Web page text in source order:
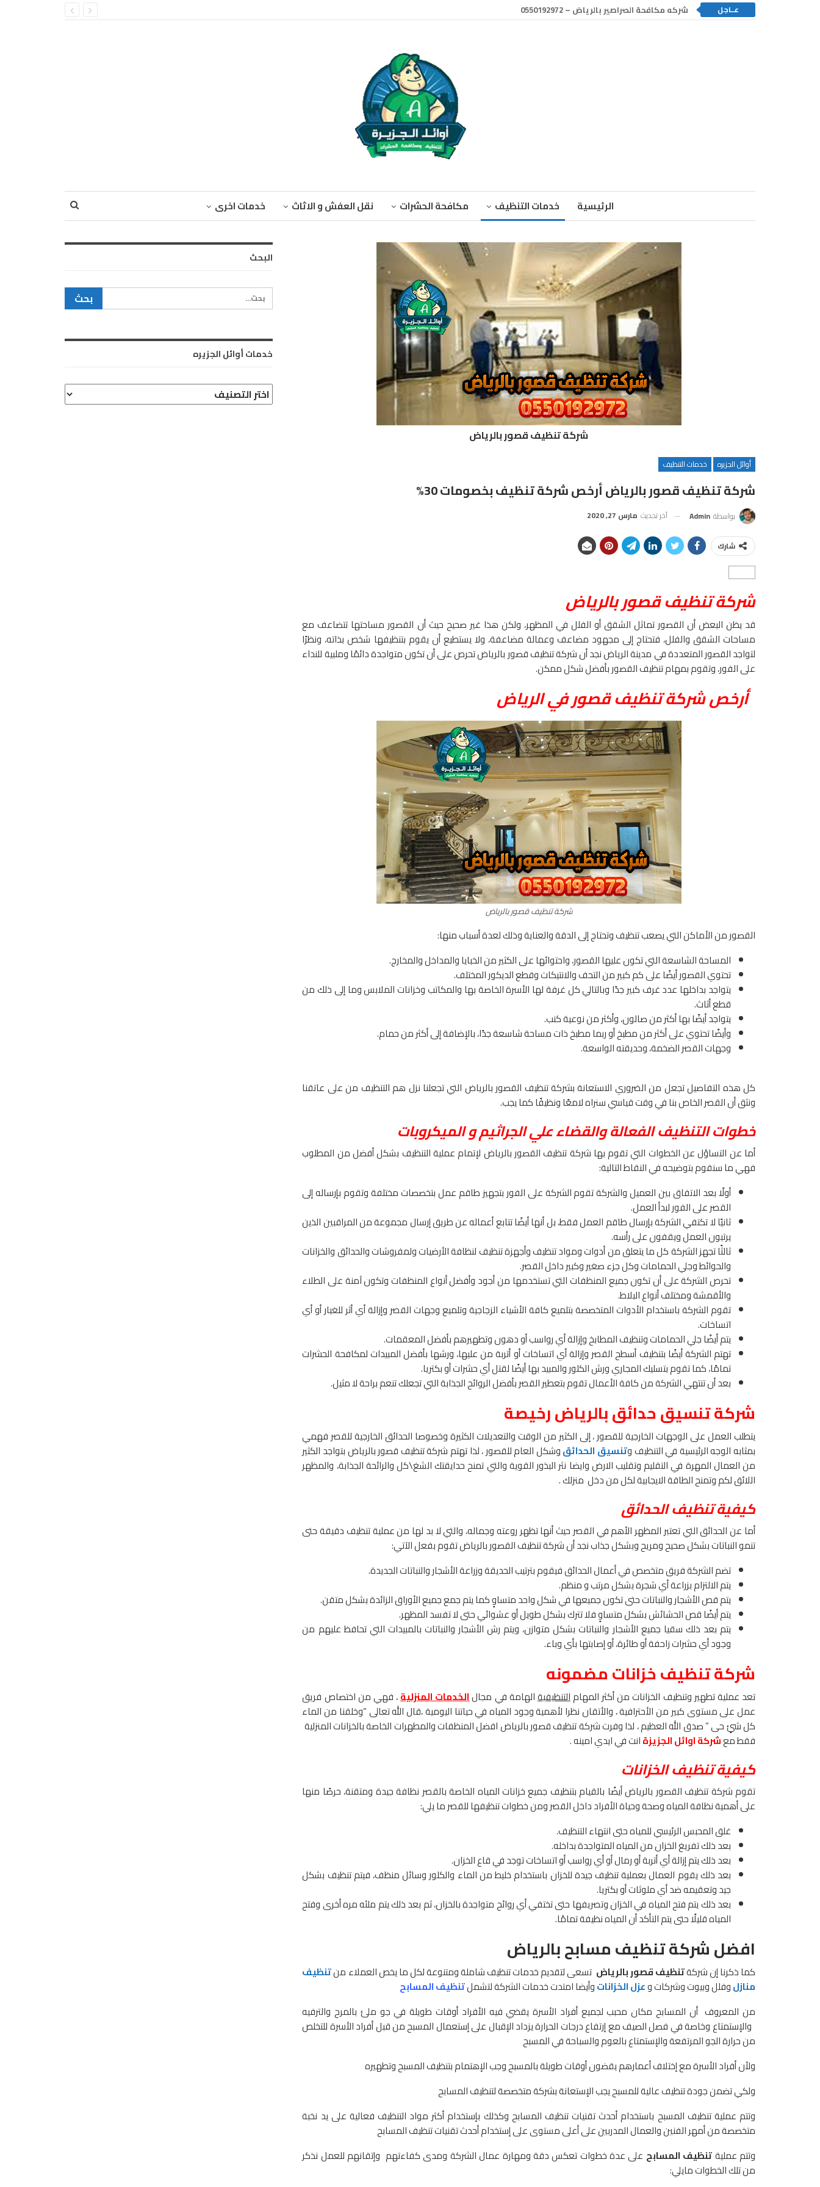
عــاجل شركه مكافحة الصراصير بالرياض – 0550192972
الرئيسية خدمات التنظيف مكافحة الحشرات نقل العفش و الاثاث خدمات اخرى
شركة تنظيف قصور بالرياض
أوائل الجزيره خدمات التنظيف
شركة تنظيف قصور بالرياض أرخص شركة تنظيف بخصومات 30%
بواسطة Admin آخر تحديث مارس 27, 2020
شارك
شركة تنظيف قصور بالرياض
قد يظن البعض أن القصور تماثل الشقق أو الفلل في المظهر، ولكن هذا غير صحيح حيث أن القصور مساحتها تتضاعف مع
مساحات الشقق والفلل، فتحتاج إلى مجهود مضاعف وعمالة مضاعفة، ولا يستطيع أن يقوم بتنظيفها شخص بذاته، ونظرًا
لتواجد القصور المتعددة في مدينة الرياض نجد أن شركة تنظيف قصور بالرياض تحرص على أن تكون متواجدة دائمًا وملبية للنداء
على الفور، وتقوم بمهام تنظيف القصور بأفضل شكل ممكن.
أرخص شركة تنظيف قصور في الرياض
شركة تنظيف قصور بالرياض
القصور من الأماكن التي يصعب تنظيف وتحتاج إلى الدقة والعناية وذلك لعدة أسباب منها:
المساحة الشاسعة التي تكون عليها القصور، واحتوائها على الكثير من الخبايا والمداخل والمخارج.
تحتوي القصور أيضًا على كم كبير من التحف والانتيكات وقطع الديكور المختلف.
يتواجد بداخلها عدد غرف كبير جدًا وبالتالي كل غرفة لها الأسرة الخاصة بها والمكاتب وخزانات الملابس وما إلى ذلك من
قطع أثاث.
يتواجد أيضًا بها أكثر من صالون، وأكثر من نوعية كنب.
وأيضًا تحتوي على أكثر من مطبخ أو ربما مطبخ ذات مساحة شاسعة جدًا، بالإضافة إلى أكثر من حمام.
وجهات القصر الضخمة، وحديقته الواسعة.
كل هذه التفاصيل تجعل من الضروري الاستعانة بشركة تنظيف القصور بالرياض التي تجعلنا نزل هم التنظيف من على عاتقنا
ونثق أن القصر الخاص بنا في وقت قياسي سنراه لامعًا ونظيفًا كما يجب.
خطوات التنظيف الفعالة والقضاء علي الجراثيم و الميكروبات
أما عن التساؤل عن الخطوات التي تقوم بها شركة تنظيف القصور بالرياض لإتمام عملية التنظيف بشكل أفضل من المطلوب
فهي ما سنقوم بتوضيحه في النقاط التالية:
أولًا بعد الاتفاق بين العميل والشركة تقوم الشركة على الفور بتجهيز طاقم عمل بتخصصات مختلفة وتقوم بإرساله إلى
القصر على الفور لبدأ العمل.
ثانيًا لا تكتفي الشركة بإرسال طاقم العمل فقط، بل أنها أيضًا تتابع أعماله عن طريق إرسال مجموعة من المراقبين الذين
يرتبون العمل ويقفون على رأسه.
ثالثًا تجهز الشركة كل ما يتعلق من أدوات ومواد تنظيف وأجهزة تنظيف لنظافة الأرضيات ولمفروشات والحدائق والخزانات
والحوائط وجلي الحمامات وكل جزء صغير وكبير داخل القصر.
تحرص الشركة على أن تكون جميع المنظفات التي تستخدمها من أجود وأفضل أنواع المنظفات وتكون آمنة على الطلاء
والأقمشة ومختلف أنواع البلاط.
تقوم الشركة باستخدام الأدوات المتخصصة بتلميع كافة الأشياء الزجاجية وتلميع وجهات القصر وإزالة أي أثر للغبار أو أي
اتساخات.
يتم أيضًا جلي الحمامات وتنظيف المطابخ وإزالة أي رواسب أو دهون وتطهيرهم بأفضل المعقمات.
تهتم الشركة أيضًا بتنظيف أسطح القصر وإزالة أي اتساخات أو أتربة من عليها، ورشها بأفضل المبيدات لمكافحة الحشرات
تمامًا، كما تقوم بتسليك المجاري ورش الكلور والمبيد بها أيضًا لقتل أي حشرات أو بكتريا.
بعد أن تنتهي الشركة من كافة الأعمال تقوم بتعطير القصر بأفضل الروائح الجذابة التي تجعلك تنعم براحة لا مثيل.
شركة تنسيق حدائق بالرياض رخيصة
يتطلب العمل على الوجهات الخارجية للقصور ، إلى الكثير من الوقت والتعديلات الكثيرة وخصوصا الحدائق الخارجية للقصر فهمي
بمثابه الوجه الرئيسية في التنظيف وتنسيق الحدائقوشكل العام للقصور ، لذا تهتم شركة تنظيف قصور بالرياض بتواجد الكثير
من العمال المهرة في التقليم وتقليب الارض وايضا نثر البذور القوية والتي تمنح حدايقتك الشغ\كل والرائحة الجذابة، والمظهر
اللائق لكم وتمنح الطاقة الايجابية لكل من دخل منزلك .
كيفية تنظيف الحدائق
أما عن الحدائق التي تعتبر المظهر الأهم في القصر حيث أنها تظهر روعته وجماله، والتي لا بد لها من عملية تنظيف دقيقة حتى
تنمو النباتات بشكل صحيح ومريح وبشكل جذاب نجد أن شركة تنظيف القصور بالرياض تقوم بفعل الآتي:
تضم الشركة فريق متخصص في أعمال الحدائق فيقوم بترتيب الحديقة وزراعة الأشجار والنباتات الجديدة.
يتم الالتزام بزراعة أي شجرة بشكل مرتب و منظم.
يتم قص الأشجار والنباتات حتى تكون جميعها في شكل واحد متساوٍ كما يتم جمع جميع الأوراق الزائدة بشكل متقن.
يتم أيضًا قص الحشائش بشكل متساوٍ فلا تترك بشكل طويل أو عشوائي حتى لا تفسد المظهر.
يتم بعد ذلك سقيا جميع الأشجار والنباتات بشكل متوازن، ويتم رش الأشجار والنباتات بالمبيدات التي تحافظ عليهم من
وجود أي حشرات زاحفة أو طائرة، أو إصابتها بأي وباء.
شركة تنظيف خزانات مضمونه
تعد عملية تطهير وتنظيف الخزانات من أكثر المهامالتنظيفيةالهامة في مجالالخدمات المنزلية، فهي من اختصاص فريق
عمل على مستوى كبير من الأحترافية ، والأتقان نظرا لأهمية وجود المياه في حياتنا اليومية ،قال الله تعالى “وخلقنا من الماء
كل شئٍ حى ” صدق الله العظيم ، لذا وفرت شركة تنظيف قصور بالرياض افضل المنظفات والمطهرات الخاصة بالخزانات المنزلية
فقط معشركة اوائل الجزيزةانت في ايدي امينه .
كيفية تنظيف الخزانات
تقوم شركة تنظيف القصور بالرياض أيضًا بالقيام بتنظيف جميع خزانات المياه الخاصة بالقصر نظافة جيدة ومتقنة، حرصًا منها
على أهمية نظافة المياه وصحة وحياة الأفراد داخل القصر ومن خطوات تنظيفها للقصر ما يلي:
غلق المحبس الرئيسي للمياه حتى انتهاء التنظيف.
بعد ذلك تفريغ الخزان من المياه المتواجدة بداخله.
بعد ذلك يتم إزالة أي أتربة أو رمال أو أي رواسب أو اتساخات توجد في قاع الخزان.
بعد ذلك يقوم العمال بعملية تنظيف جيدة للخزان باستخدام خليط من الماء والكلور وسائل منظف، فيتم تنظيف بشكل
جيد وتعقيمه ضد أي ملوثات أو بكتريا.
بعد ذلك يتم فتح المياه في الخزان وتصريفها حتى تختفي أي روائح متواجدة بالخزان، ثم بعد ذلك يتم ملئه مره أخرى وفتح
المياه قليلًا حتى يتم التأكد أن المياه نظيفة تمامًا.
افضل شركة تنظيف مسابح بالرياض
كما ذكرنا إن شركةتنظيف قصور بالرياض تسعى لتقديم خدمات تنظيف شاملة ومتنوعة لكل ما يخص العملاء منتنظيف
منازلوفلل وبيوت وشركات وعزل الخزاناتوأيضا امتدت خدمات الشركة لتشملتنظيف المسابح
من المعروف أن المسابح مكان محبب لجميع أفراد الأسرة يقضي فيه الأفراد أوقات طويلة في جو ملئ بالمرح والترفيه
والإستمتاع وخاصة في فصل الصيف مع إرتفاع درجات الحرارة يزداد الإقبال على إستعمال المسبح من قبل أفراد الأسرة للتخلص
من حرارة الجو المرتفعة والإستمتاع بالعوم والسباحة في المسبح
ولأن أفراد الأسرة مع إختلاف أعمارهم يقضون أوقات طويلة بالمسبح وجب الإهتمام بتنظيف المسبح وتطهيره
ولكي تضمن جودة تنظيف عالية للمسبح يجب الإستعانة بشركة متخصصة لتنظيف المسابح
وتتم عملية تنظيف المسبح باستخدام أحدث تقنيات تنظيف المسابح وكذلك بإستخدام أكثر مواد التنظيف فعالية على يد نخبة
متخصصة من أمهر الفنين والعمال المدربين على أعلى مستوى على إستخدام أحدث تقنيات تنظيف المسابح
وتتم عمليةتنظيف المسابح على عدة خطوات تعكس دقة ومهارة عمال الشركة ومدى كفاءتهم وإتقانهم للعمل نذكر
من تلك الخطوات مايلي:
البحث
خدمات أوائل الجزيره
خدمات
أوائل